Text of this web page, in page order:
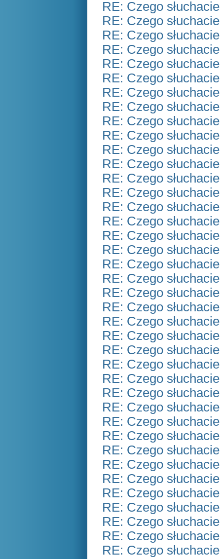
RE: Czego
RE: Czego
RE: Czego
RE: Czego
RE: Czego
RE: Czego
RE: Czego
RE: Czego
RE: Czego
RE: Czego
RE: Czego
RE: Czego
RE: Czego
RE: Czego
RE: Czego
RE: Czego
RE: Czego
RE: Czego
RE: Czego
RE: Czego
RE: Czego
RE: Czego
RE: Czego
RE: Czego
RE: Czego
RE: Czego
RE: Czego
RE: Czego
RE: Czego
RE: Czego
RE: Czego
RE: Czego
RE: Czego
RE: Czego
RE: Czego
RE: Czego
RE: Czego
RE: Czego
RE: Czego